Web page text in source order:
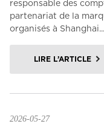
responsable des
partenariat de la
organisés à Shanghai...
LIRE L’ARTICLE
2026-05-27